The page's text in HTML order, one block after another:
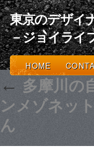
東京のデザイ
－ジョイライ
HOME
←多摩川の
ンメゾネッ
ん